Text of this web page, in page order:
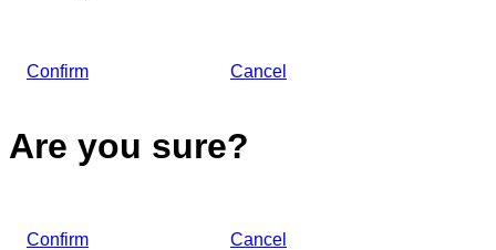
Confirm Cancel
Are you sure?
Confirm Cancel